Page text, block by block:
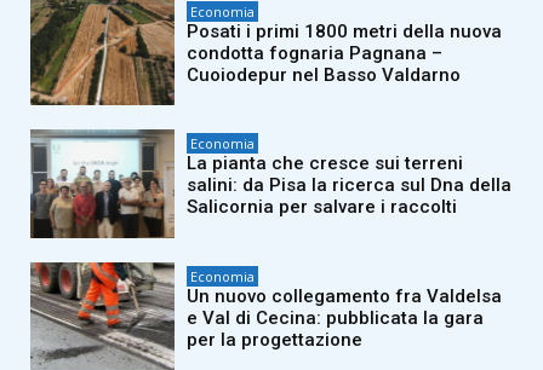
Economia
Posati i primi 1800 metri della nuova
condotta fognaria Pagnana –
Cuoiodepur nel Basso Valdarno
Economia
La pianta che cresce sui terreni
salini: da Pisa la ricerca sul Dna della
Salicornia per salvare i raccolti
Economia
Un nuovo collegamento fra Valdelsa
e Val di Cecina: pubblicata la gara
per la progettazione